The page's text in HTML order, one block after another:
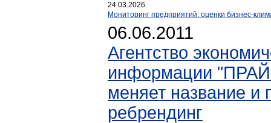
24.03.2026
Мониторинг предприятий: оценки бизнес-
06.06.2011
Агентство
информации
меняет название и
ребрендинг